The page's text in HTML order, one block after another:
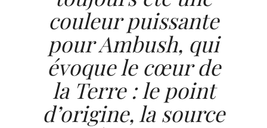
couleur puissante
pour Ambush, qui
évoque le cœur de
la Terre : le point
d’origine, la source